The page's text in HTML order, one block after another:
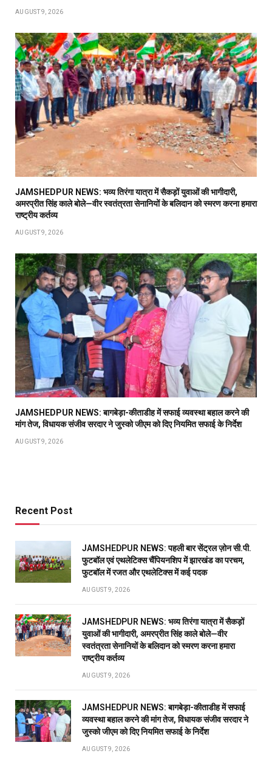
AUGUST 9, 2026
JAMSHEDPUR NEWS: भव्य तिरंगा यात्रा में सैकड़ों युवाओं की भागीदारी,
अमरप्रीत सिंह काले बोले—वीर स्वतंत्रता सेनानियों के बलिदान को स्मरण करना हमारा
राष्ट्रीय कर्तव्य
AUGUST 9, 2026
JAMSHEDPUR NEWS: बागबेड़ा-कीताडीह में सफाई व्यवस्था बहाल करने की
मांग तेज, विधायक संजीव सरदार ने जुस्को जीएम को दिए नियमित सफाई के निर्देश
AUGUST 9, 2026
Recent Post
JAMSHEDPUR NEWS: पहली बार सेंट्रल ज़ोन सी.पी.
फुटबॉल एवं एथलेटिक्स चैंपियनशिप में झारखंड का परचम,
फुटबॉल में रजत और एथलेटिक्स में कई पदक
AUGUST 9, 2026
JAMSHEDPUR NEWS: भव्य तिरंगा यात्रा में सैकड़ों
युवाओं की भागीदारी, अमरप्रीत सिंह काले बोले—वीर
स्वतंत्रता सेनानियों के बलिदान को स्मरण करना हमारा
राष्ट्रीय कर्तव्य
AUGUST 9, 2026
JAMSHEDPUR NEWS: बागबेड़ा-कीताडीह में सफाई
व्यवस्था बहाल करने की मांग तेज, विधायक संजीव सरदार ने
जुस्को जीएम को दिए नियमित सफाई के निर्देश
AUGUST 9, 2026